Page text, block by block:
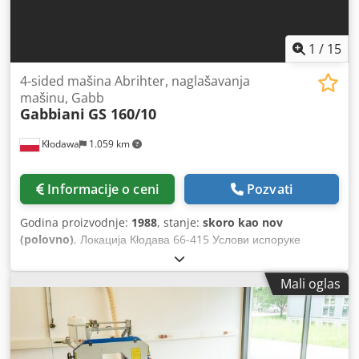
1 / 15
Kłodawa 1.059 km
4-sided mašina Abrihter, naglašavanja
mašinu, Gabb
Gabbiani GS 160/10
Informacije o ceni Pozvati
Godina proizvodnje: 1988, stanje: skoro kao nov
(polovno), Локација Кłодава 66-415 Услови испоруке
ВЛАСНИ ПРИЈАВЕ Цена испоруке Поклопац купца Почетни
тип се договара Опис Коментари Четверострани резач,
трачна трака, Габбиани машина за шиљање Максимална
ширина скобљања: 160 мм Максимална висина скобљања:
100 мм Мин. Дужина елемента: 180 мм Промјер вретена:
30 мм Број вретена: 6 Редослијед вретена: доња права,
Mali oglas